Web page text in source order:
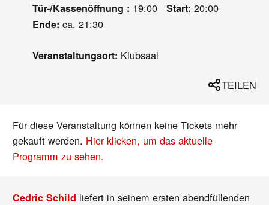
Tür-/Kassenöffnung : 19:00 Start: 20:00
Ende: ca. 21:30
Veranstaltungsort: Klubsaal
TEILEN
Für diese Veranstaltung können keine Tickets mehr
gekauft werden. Hier klicken, um das aktuelle
Programm zu sehen.
Cedric Schild liefert in seinem ersten abendfüllenden